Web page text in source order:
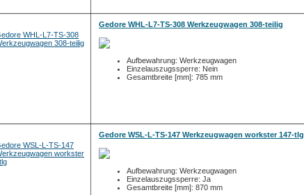
Gedore WHL-L7-TS-308 Werkzeugwagen 308-teilig
Aufbewahrung: Werkzeugwagen
Einzelauszugssperre: Nein
Gesamtbreite [mm]: 785 mm
Gedore WSL-L-TS-147 Werkzeugwagen workster 147-tlg
Aufbewahrung: Werkzeugwagen
Einzelauszugssperre: Ja
Gesamtbreite [mm]: 870 mm